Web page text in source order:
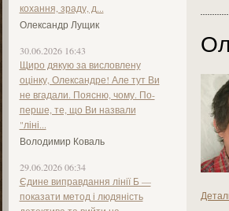
кохання, зраду, д...
Олександр Лущик
30.06.2026 16:43
Щиро дякую за висловлену
оцінку, Олександре! Але тут Ви
не вгадали. Поясню, чому. По-
перше, те, що Ви назвали
"ліні...
Володимир Коваль
29.06.2026 06:34
Єдине виправдання лінії Б —
показати метод і людяність